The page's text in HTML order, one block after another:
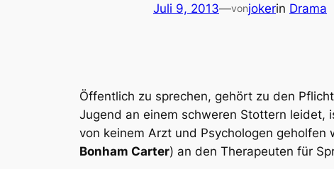
Juli 9, 2013—vonjokerin Drama
Öffentlich zu sprechen, gehört zu den
Jugend an einem schweren Stottern leidet,
von keinem Arzt und Psychologen
Bonham Carter) an den Therapeuten für